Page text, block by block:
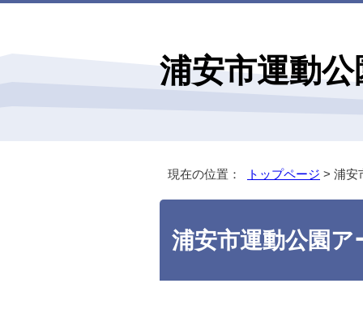
浦安市運動公
現在の位置： トップページ > 浦安
浦安市運動公園ア